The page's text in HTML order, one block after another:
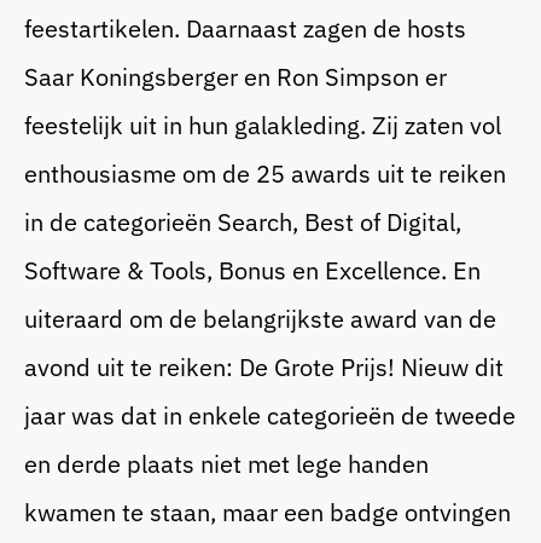
feestartikelen. Daarnaast zagen de hosts
Saar Koningsberger en Ron Simpson er
feestelijk uit in hun galakleding. Zij zaten vol
enthousiasme om de 25 awards uit te reiken
in de categorieën Search, Best of Digital,
Software & Tools, Bonus en Excellence. En
uiteraard om de belangrijkste award van de
avond uit te reiken: De Grote Prijs! Nieuw dit
jaar was dat in enkele categorieën de tweede
en derde plaats niet met lege handen
kwamen te staan, maar een badge ontvingen